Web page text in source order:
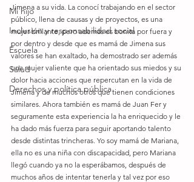
Mi hijo
Inclusión y responsabilidad social
Escuela
Salud
Derechos y política pública
Jimena a su vida. La conocí trabajando en el sector
público, llena de causas y de proyectos, es una
mujer brillante, pero además es bonita por fuera y
por dentro y desde que es mamá de Jimena sus
valores se han exaltado, ha demostrado ser además
una mujer valiente que ha orientado sus miedos y su
dolor hacia acciones que repercutan en la vida de
Jimena y de muchos otros que tienen condiciones
similares. Ahora también es mamá de Juan Fer y
seguramente esta experiencia la ha enriquecido y le
ha dado más fuerza para seguir aportando talento
desde distintas trincheras. Yo soy mamá de Mariana,
ella no es una niña con discapacidad, pero Mariana
llegó cuando ya no la esperábamos, después de
muchos años de intentar tenerla y tal vez por eso